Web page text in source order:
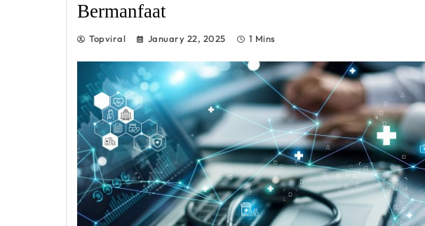
Bermanfaat
Topviral January 22, 2025 1 Mins